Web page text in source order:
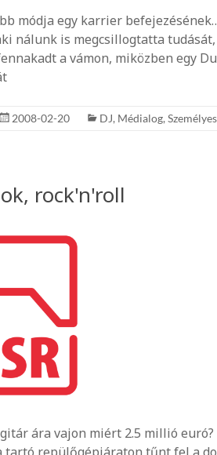
módja egy karrier
nálunk is megcsillogtatta
a vámon, miközben egy
2008-02-20 DJ, Médialog, Személyes
rock'n'roll
ára vajon miért 2.5 millió